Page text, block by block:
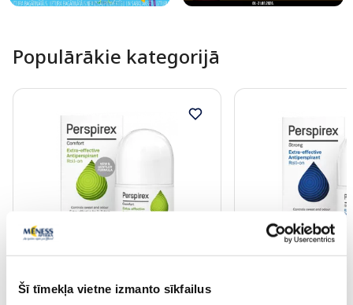
Šī tīmekļa vietne izmanto sīkfailus
Populārākie kategorijā
PERSPIREX Comfort
PERSPIREX Strong